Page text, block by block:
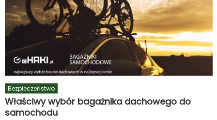
Bezpieczeństwo
Właściwy wybór bagażnika dachowego do
samochodu